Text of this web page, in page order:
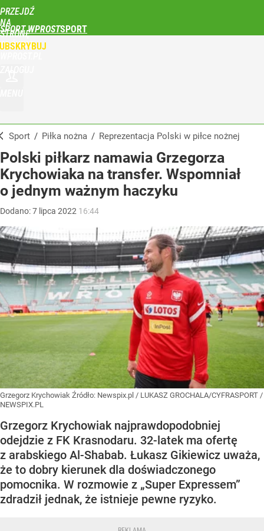
PRZEJDŹ
NA
STRONĘ
GŁÓWNĄ
SPORT WPROST
Sport / Piłka nożna / Reprezentacja Polski w piłce nożnej
Polski piłkarz namawia Grzegorza
Krychowiaka na transfer. Wspomniał
o jednym ważnym haczyku
Dodano:7 lipca 2022 16:44
Grzegorz Krychowiak Źródło: Newspix.pl / LUKASZ GROCHALA/CYFRASPORT /
NEWSPIX.PL
Grzegorz Krychowiak najprawdopodobniej
odejdzie z FK Krasnodaru. 32-latek ma ofertę
z arabskiego Al-Shabab. Łukasz Gikiewicz uważa,
że to dobry kierunek dla doświadczonego
pomocnika. W rozmowie z „Super Expressem”
zdradził jednak, że istnieje pewne ryzyko.